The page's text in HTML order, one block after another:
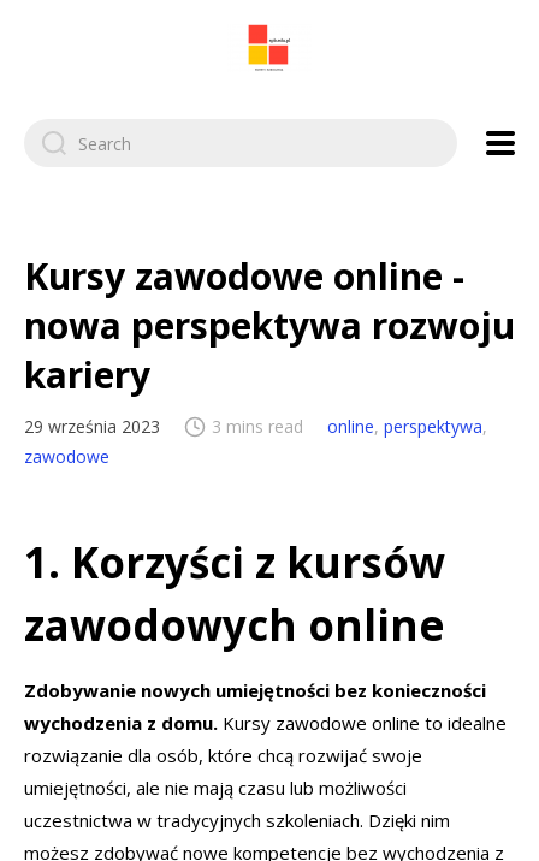
Search
for:
Kursy zawodowe online -
nowa perspektywa rozwoju
kariery
29 września 2023 3 mins read online, perspektywa,
zawodowe
1. Korzyści z kursów
zawodowych online
Zdobywanie nowych umiejętności bez konieczności
wychodzenia z domu. Kursy zawodowe online to idealne
rozwiązanie dla osób, które chcą rozwijać swoje
umiejętności, ale nie mają czasu lub możliwości
uczestnictwa w tradycyjnych szkoleniach. Dzięki nim
możesz zdobywać nowe kompetencje bez wychodzenia z